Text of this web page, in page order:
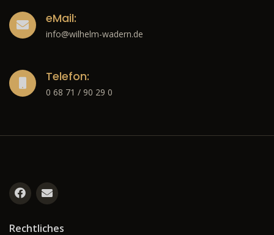
eMail:
info@wilhelm-wadern.de
Telefon:
0 68 71 / 90 29 0
Rechtliches